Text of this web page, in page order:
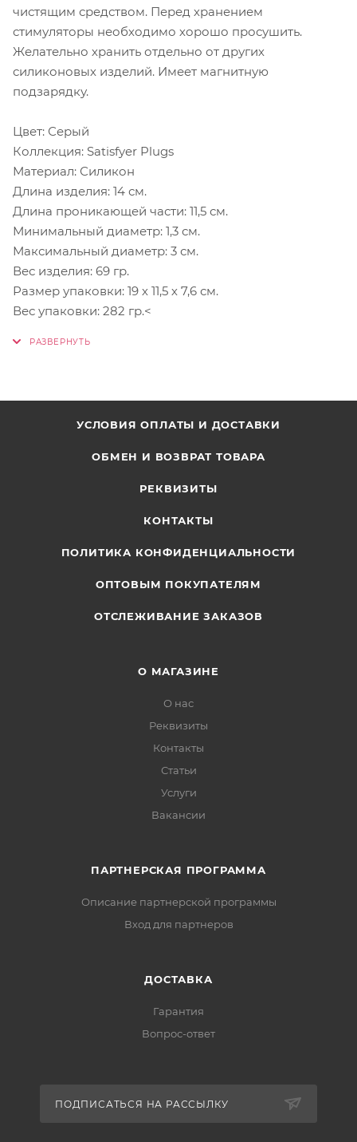
чистящим средством. Перед хранением
стимуляторы необходимо хорошо просушить.
Желательно хранить отдельно от других
силиконовых изделий. Имеет магнитную
подзарядку.
Цвет: Серый
Коллекция: Satisfyer Plugs
Материал: Силикон
Длина изделия: 14 см.
Длина проникающей части: 11,5 см.
Минимальный диаметр: 1,3 см.
Максимальный диаметр: 3 см.
Вес изделия: 69 гр.
Размер упаковки: 19 х 11,5 х 7,6 см.
Вес упаковки: 282 гр.<
УСЛОВИЯ ОПЛАТЫ И ДОСТАВКИ
ОБМЕН И ВОЗВРАТ ТОВАРА
РЕКВИЗИТЫ
КОНТАКТЫ
ПОЛИТИКА КОНФИДЕНЦИАЛЬНОСТИ
ОПТОВЫМ ПОКУПАТЕЛЯМ
ОТСЛЕЖИВАНИЕ ЗАКАЗОВ
О МАГАЗИНЕ
О нас
Реквизиты
Контакты
Статьи
Услуги
Вакансии
ПАРТНЕРСКАЯ ПРОГРАММА
Описание партнерской программы
Вход для партнеров
ДОСТАВКА
Гарантия
Вопрос-ответ
ПОДПИСАТЬСЯ НА РАССЫЛКУ